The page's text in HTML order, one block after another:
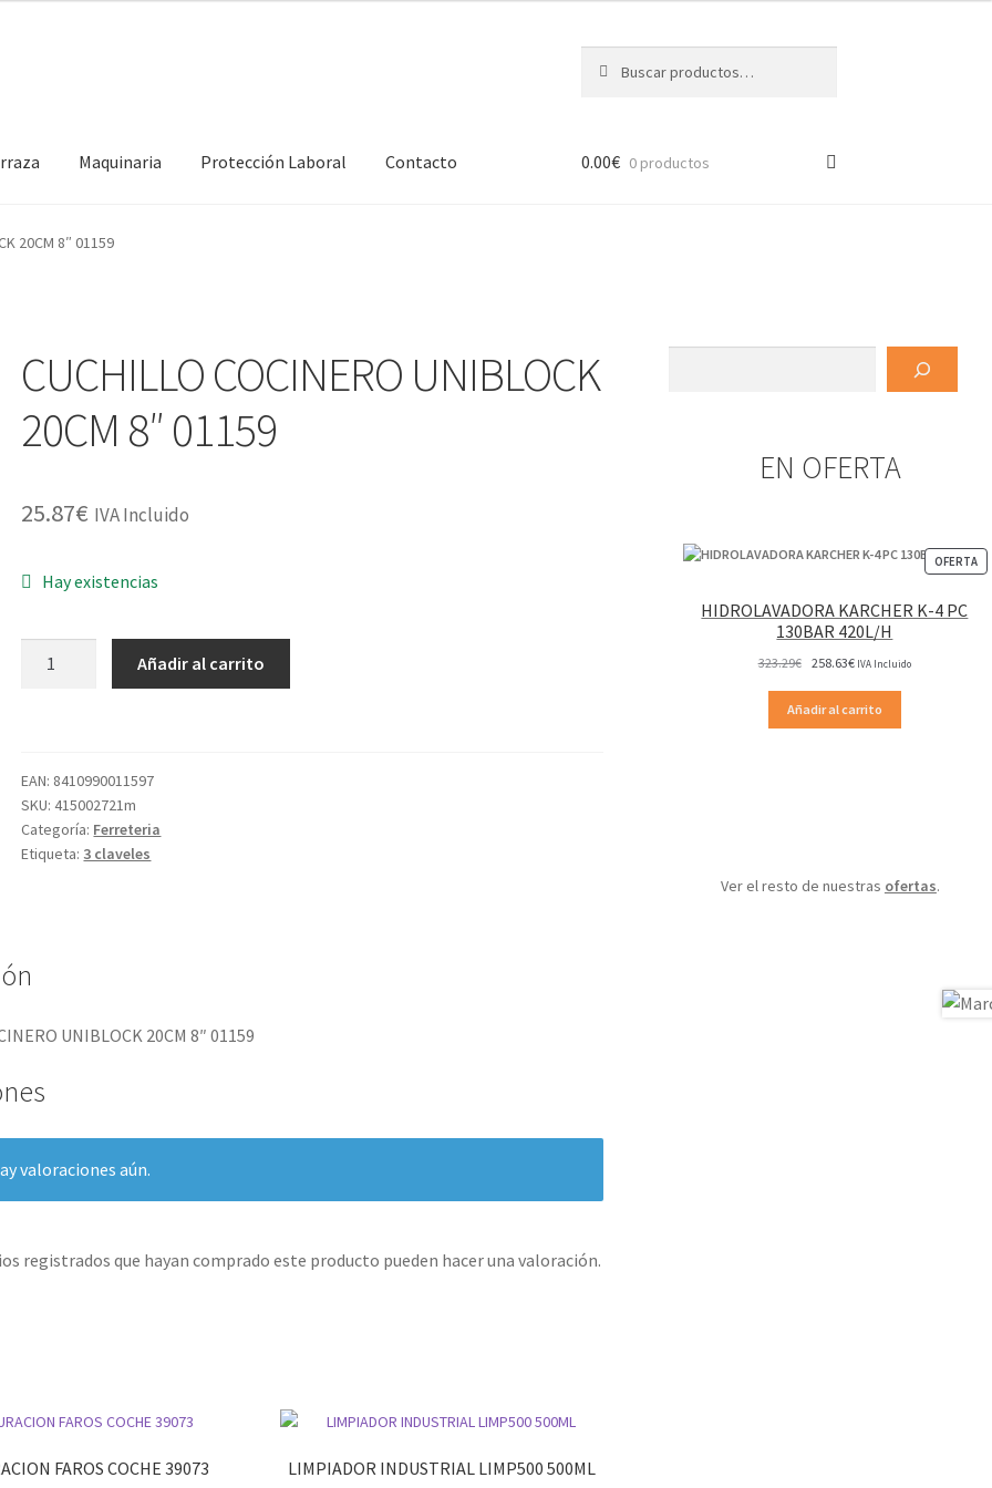
por:
Maquinaria Protección Laboral Contacto 0.00€ 0 productos
20CM 8″ 01159
CUCHILLO COCINERO UNIBLOCK
20CM 8″ 01159
25.87€ IVA Incluido
Hay existencias
01159
cantidad
Añadir al carrito
EAN: 8410990011597
SKU:415002721m
Categoría: Ferreteria
Etiqueta: 3 claveles
UNIBLOCK 20CM 8″ 01159
valoraciones aún.
registrados que hayan comprado este producto pueden hacer una valoración.
FAROS COCHE 39073 LIMPIADOR INDUSTRIAL LIMP500 500ML
EN OFERTA
OFERTA
EN
HIDROLAVADORA KARCHER K-4 PC
130BAR 420L/H
323.29€ El
original
258.63€El
actual
IVA Incluido
Añadir al carrito
Ver el resto de nuestras ofertas.